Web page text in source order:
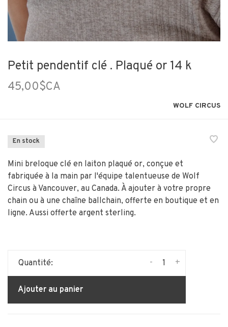
Petit pendentif clé . Plaqué or 14 k
45,00$CA
WOLF CIRCUS
En stock
Mini breloque clé en laiton plaqué or, conçue et
fabriquée à la main par l'équipe talentueuse de Wolf
Circus à Vancouver, au Canada. À ajouter à votre propre
chain ou à une chaîne ballchain, offerte en boutique et en
ligne. Aussi offerte argent sterling.
Quantité: +
-
Ajouter au panier